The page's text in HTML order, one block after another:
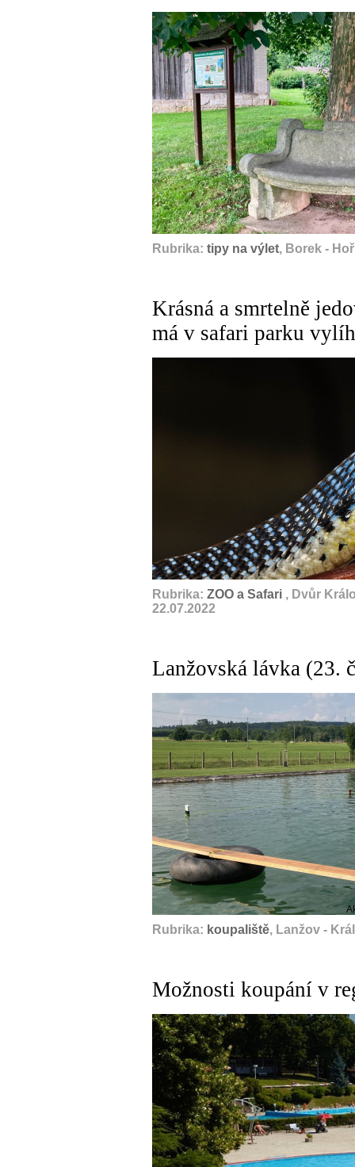
Rubrika: tipy na výlet, Borek -
Krásná a smrtelně
má v safari parku
Rubrika: ZOO a Safari , Dvůr
22.07.2022
Lanžovská lávka (23.
Rubrika: koupaliště, Lanžov -
Možnosti koupání v